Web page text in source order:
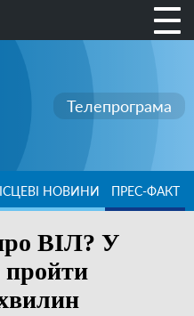
Телепрограма
НОВИНИ ПРЕС-ФАКТ
ВІЛ? У
пройти